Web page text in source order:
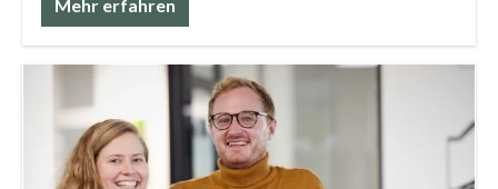
Unternehmen